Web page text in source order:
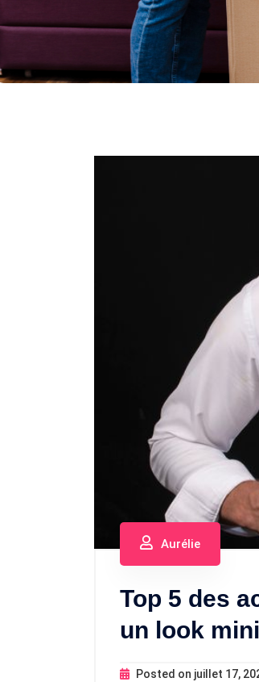
Aurélie
Top 5 des
un look
Posted on juillet 17,